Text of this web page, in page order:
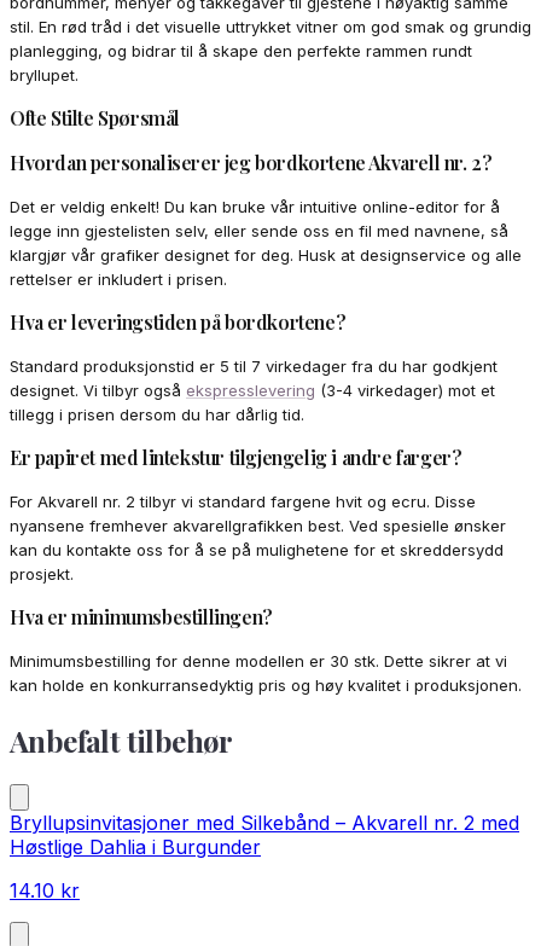
stil. En rød tråd i det visuelle uttrykket vitner om god smak og grundig
planlegging, og bidrar til å skape den perfekte rammen rundt
bryllupet.
Ofte Stilte Spørsmål
Hvordan personaliserer jeg bordkortene Akvarell nr. 2?
Det er veldig enkelt! Du kan bruke vår intuitive online-editor for å
legge inn gjestelisten selv, eller sende oss en fil med navnene, så
klargjør vår grafiker designet for deg. Husk at designservice og alle
rettelser er inkludert i prisen.
Hva er leveringstiden på bordkortene?
Standard produksjonstid er 5 til 7 virkedager fra du har godkjent
designet. Vi tilbyr også ekspresslevering (3-4 virkedager) mot et
tillegg i prisen dersom du har dårlig tid.
Er papiret med lintekstur tilgjengelig i andre farger?
For Akvarell nr. 2 tilbyr vi standard fargene hvit og ecru. Disse
nyansene fremhever akvarellgrafikken best. Ved spesielle ønsker
kan du kontakte oss for å se på mulighetene for et skreddersydd
prosjekt.
Hva er minimumsbestillingen?
Minimumsbestilling for denne modellen er 30 stk. Dette sikrer at vi
kan holde en konkurransedyktig pris og høy kvalitet i produksjonen.
Anbefalt tilbehør
Bryllupsinvitasjoner med Silkebånd – Akvarell nr. 2 med
Høstlige Dahlia i Burgunder
14.10 kr